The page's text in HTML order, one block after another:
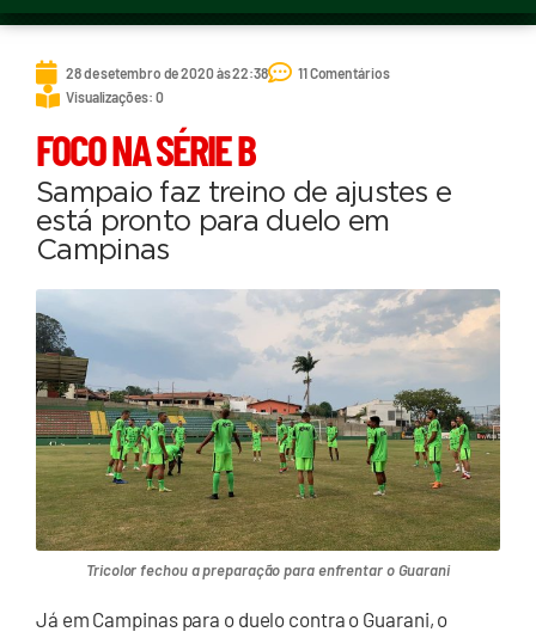
28 de setembro de 2020 às 22:38
11 Comentários
Visualizações: 0
FOCO NA SÉRIE B
Sampaio faz treino de ajustes e
está pronto para duelo em
Campinas
Tricolor fechou a preparação para enfrentar o Guarani
Já em Campinas para o duelo contra o Guarani, o